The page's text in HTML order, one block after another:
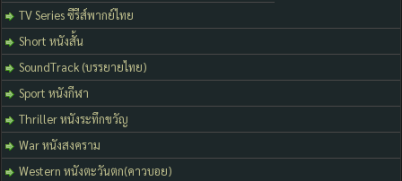
TV Series ซีรีส์พากย์ไทย
Short หนังสั้น
SoundTrack (บรรยายไทย)
Sport หนังกีฬา
Thriller หนังระทึกขวัญ
War หนังสงคราม
Western หนังตะวันตก(คาวบอย)